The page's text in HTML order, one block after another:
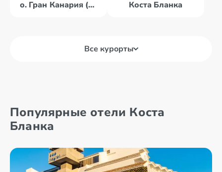
о. Гран Канария (Канары) Коста Бланка
Все курорты
Алава Андалусия
Популярные отели Коста
Бланка